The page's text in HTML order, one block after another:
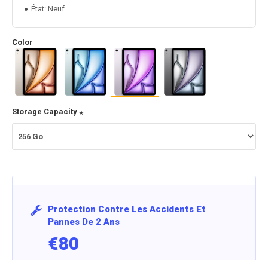
État: Neuf
Color
Storage Capacity
Protection Contre Les Accidents Et
Pannes De 2 Ans
€80